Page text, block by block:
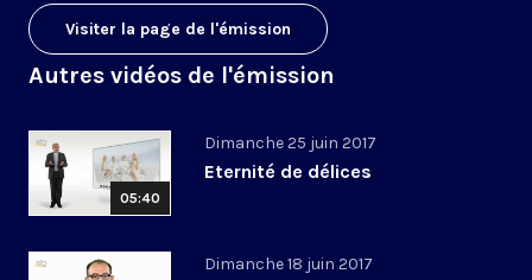
Visiter la page de l'émission
Autres vidéos de l'émission
05:40
Dimanche 25 juin 2017
Eternité de délices
Dimanche 18 juin 2017